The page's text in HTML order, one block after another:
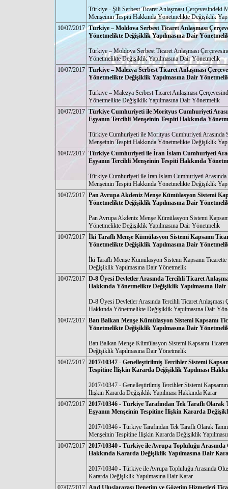
Türkiye - Şili Serbest Ticaret Anlaşması Çerçevesindeki
Menşeinin Tespiti Hakkında Yönetmelikte Değişiklik
10/07/2017 Türkiye – Moldova Serbest Ticaret Anlaşması
Yönetmelikte Değişiklik Yapılmasına Dair
Türkiye – Moldova Serbest Ticaret Anlaşması
Yönetmelikte Değişiklik Yapılmasına Dair Yönetmelik
10/07/2017 Türkiye – Malezya Serbest Ticaret Anlaşması
Yönetmelikte Değişiklik Yapılmasına Dair
Türkiye – Malezya Serbest Ticaret Anlaşması
Yönetmelikte Değişiklik Yapılmasına Dair Yönetmelik
10/07/2017 Türkiye Cumhuriyeti ile Morityus Cumhuriyeti
Eşyanın Tercihli Menşeinin Tespiti Hakkında
Türkiye Cumhuriyeti ile Morityus Cumhuriyeti Arasında
Menşeinin Tespiti Hakkında Yönetmelikte Değişiklik
10/07/2017 Türkiye Cumhuriyeti ile İran İslam Cumhuriyeti
Eşyanın Tercihli Menşeinin Tespiti Hakkında
Türkiye Cumhuriyeti ile İran İslam Cumhuriyeti Arasında
Menşeinin Tespiti Hakkında Yönetmelikte Değişiklik
10/07/2017 Pan Avrupa Akdeniz Menşe Kümülasyon Sistemi
Yönetmelikte Değişiklik Yapılmasına Dair
Pan Avrupa Akdeniz Menşe Kümülasyon Sistemi
Yönetmelikte Değişiklik Yapılmasına Dair Yönetmelik
10/07/2017 İki Taraflı Menşe Kümülasyon Sistemi Kapsamı
Yönetmelikte Değişiklik Yapılmasına Dair
İki Taraflı Menşe Kümülasyon Sistemi Kapsamı
Değişiklik Yapılmasına Dair Yönetmelik
10/07/2017 D-8 Üyesi Devletler Arasında Tercihli Ticaret
Hakkında Yönetmelikte Değişiklik Yapılmasına
D-8 Üyesi Devletler Arasında Tercihli Ticaret
Hakkında Yönetmelikte Değişiklik Yapılmasına Dair
10/07/2017 Batı Balkan Menşe Kümülasyon Sistemi Kapsamı
Yönetmelikte Değişiklik Yapılmasına Dair
Batı Balkan Menşe Kümülasyon Sistemi Kapsamı
Değişiklik Yapılmasına Dair Yönetmelik
10/07/2017 2017/10347 - Genelleştirilmiş Tercihler Sistemi
Tespitine İlişkin Kararda Değişiklik Yapılması
2017/10347 - Genelleştirilmiş Tercihler Sistemi
İlişkin Kararda Değişiklik Yapılması Hakkında Karar
10/07/2017 2017/10346 - Türkiye Tarafından Tek Taraflı
Eşyanın Menşeinin Tespitine İlişkin Kararda
2017/10346 - Türkiye Tarafından Tek Taraflı Olarak
Menşeinin Tespitine İlişkin Kararda Değişiklik
10/07/2017 2017/10340 - Türkiye ile Avrupa Topluluğu
Hakkında Kararda Değişiklik Yapılmasına Dair
2017/10340 - Türkiye ile Avrupa Topluluğu Arasında
Kararda Değişiklik Yapılmasına Dair Karar
07/07/2017 And Uluslararası Denetim ve Gözetim Hizmetleri